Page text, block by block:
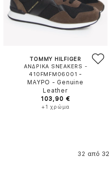
TOMMY HILFIGER
ΑΝΔΡΙΚΑ SNEAKERS -
410FMFM06001 -
ΜΑΥΡΟ - Genuine
Leather
103,90 €
+1 χρώμα
32 από